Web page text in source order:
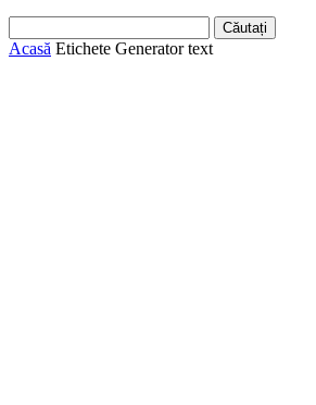
Acasă Etichete Generator text